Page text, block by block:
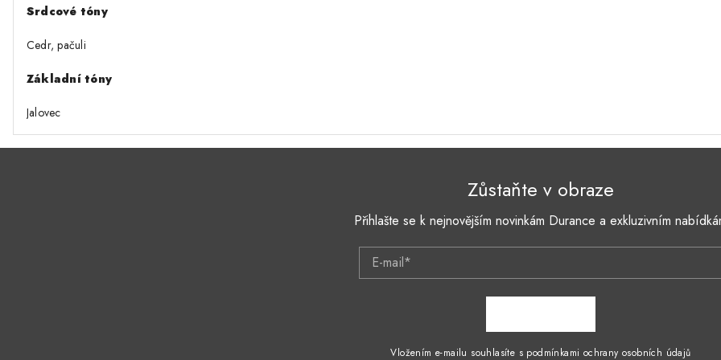
Srdcové tóny
Cedr, pačuli
Základní tóny
Jalovec
Zůstaňte v obraze
Přihlašte se k nejnovějším novinkám Durance a exkluzivním
E-mail*
Vložením e-mailu souhlasíte s podmínkami ochrany osobních údajů